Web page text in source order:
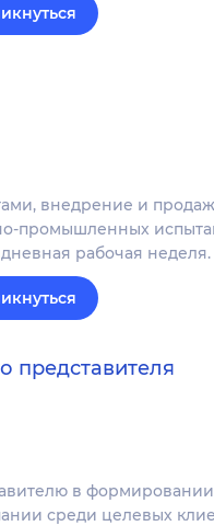
внедрение и
промышленных
рабочая неделя.
представителя
в формировании
среди целевых